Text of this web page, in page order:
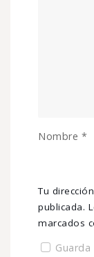
Tu
publicada.
marcados
Nombre *